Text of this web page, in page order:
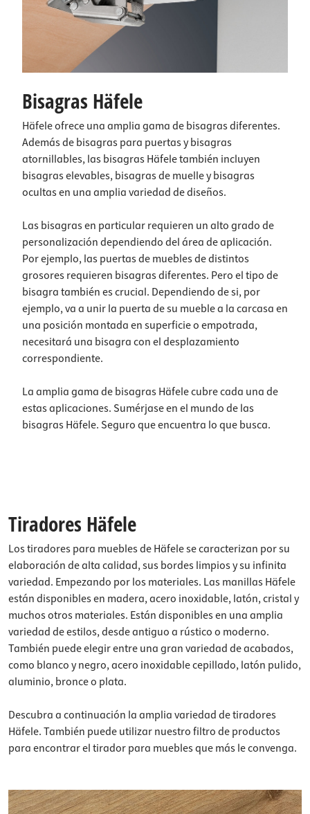
Bisagras Häfele
Häfele ofrece una amplia gama de bisagras diferentes.
Además de bisagras para puertas y bisagras
atornillables, las bisagras Häfele también incluyen
bisagras elevables, bisagras de muelle y bisagras
ocultas en una amplia variedad de diseños.
Las bisagras en particular requieren un alto grado de
personalización dependiendo del área de aplicación.
Por ejemplo, las puertas de muebles de distintos
grosores requieren bisagras diferentes. Pero el tipo de
bisagra también es crucial. Dependiendo de si, por
ejemplo, va a unir la puerta de su mueble a la carcasa en
una posición montada en superficie o empotrada,
necesitará una bisagra con el desplazamiento
correspondiente.
La amplia gama de bisagras Häfele cubre cada una de
estas aplicaciones. Sumérjase en el mundo de las
bisagras Häfele. Seguro que encuentra lo que busca.
Tiradores Häfele
Los tiradores para muebles de Häfele se caracterizan por su
elaboración de alta calidad, sus bordes limpios y su infinita
variedad. Empezando por los materiales. Las manillas Häfele
están disponibles en madera, acero inoxidable, latón, cristal y
muchos otros materiales. Están disponibles en una amplia
variedad de estilos, desde antiguo a rústico o moderno.
También puede elegir entre una gran variedad de acabados,
como blanco y negro, acero inoxidable cepillado, latón pulido,
aluminio, bronce o plata.
Descubra a continuación la amplia variedad de tiradores
Häfele. También puede utilizar nuestro filtro de productos
para encontrar el tirador para muebles que más le convenga.